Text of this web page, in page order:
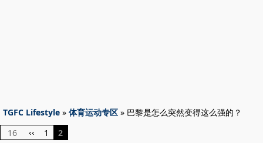
TGFC Lifestyle » 体育运动专区 » 巴黎是怎么突然变得这么强的？
16
‹‹ 1
2